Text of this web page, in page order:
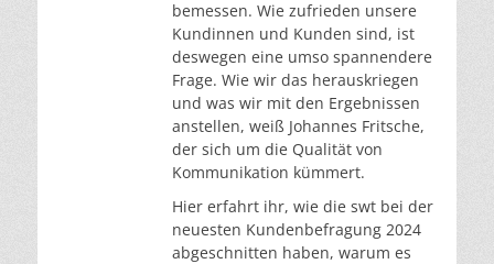
bemessen. Wie zufrieden unsere
Kundinnen und Kunden sind, ist
deswegen eine umso spannendere
Frage. Wie wir das herauskriegen
und was wir mit den Ergebnissen
anstellen, weiß Johannes Fritsche,
der sich um die Qualität von
Kommunikation kümmert.
Hier erfahrt ihr, wie die swt bei der
neuesten Kundenbefragung 2024
abgeschnitten haben, warum es